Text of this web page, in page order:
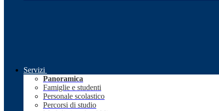
Servizi
Panoramica
Famiglie e studenti
Personale scolastico
Percorsi di studio